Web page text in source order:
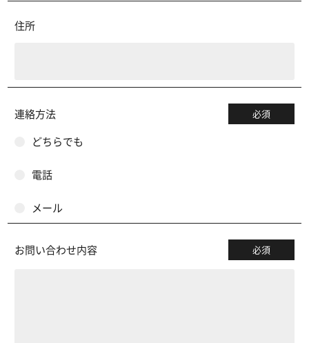
住所
連絡方法 必須
どちらでも
電話
メール
お問い合わせ内容 必須